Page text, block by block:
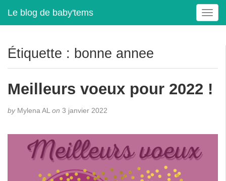
Le blog de baby'tems
T
o
e
a
a
Étiquette : bonne annee
Meilleurs voeux pour 2022 !
byMylena AL on 3 janvier 2022